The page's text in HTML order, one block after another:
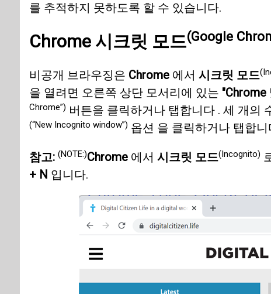
를 추적하지 못하도록 할 수 있습니다.
Chrome 시크릿 모드(Google
비공개 브라우징은 Chrome에서 시크릿 모드
을 열려면 오른쪽 상단 모서리에 있는 "Chrome
Chrome”) 버튼을 클릭하거나 탭합니다 . 세 개의
(“New Incognito window”) 옵션 을 클릭하거나 탭합니
참고: (NOTE:)Chrome에서 시크릿 모드(Incognito)
+ N 입니다.